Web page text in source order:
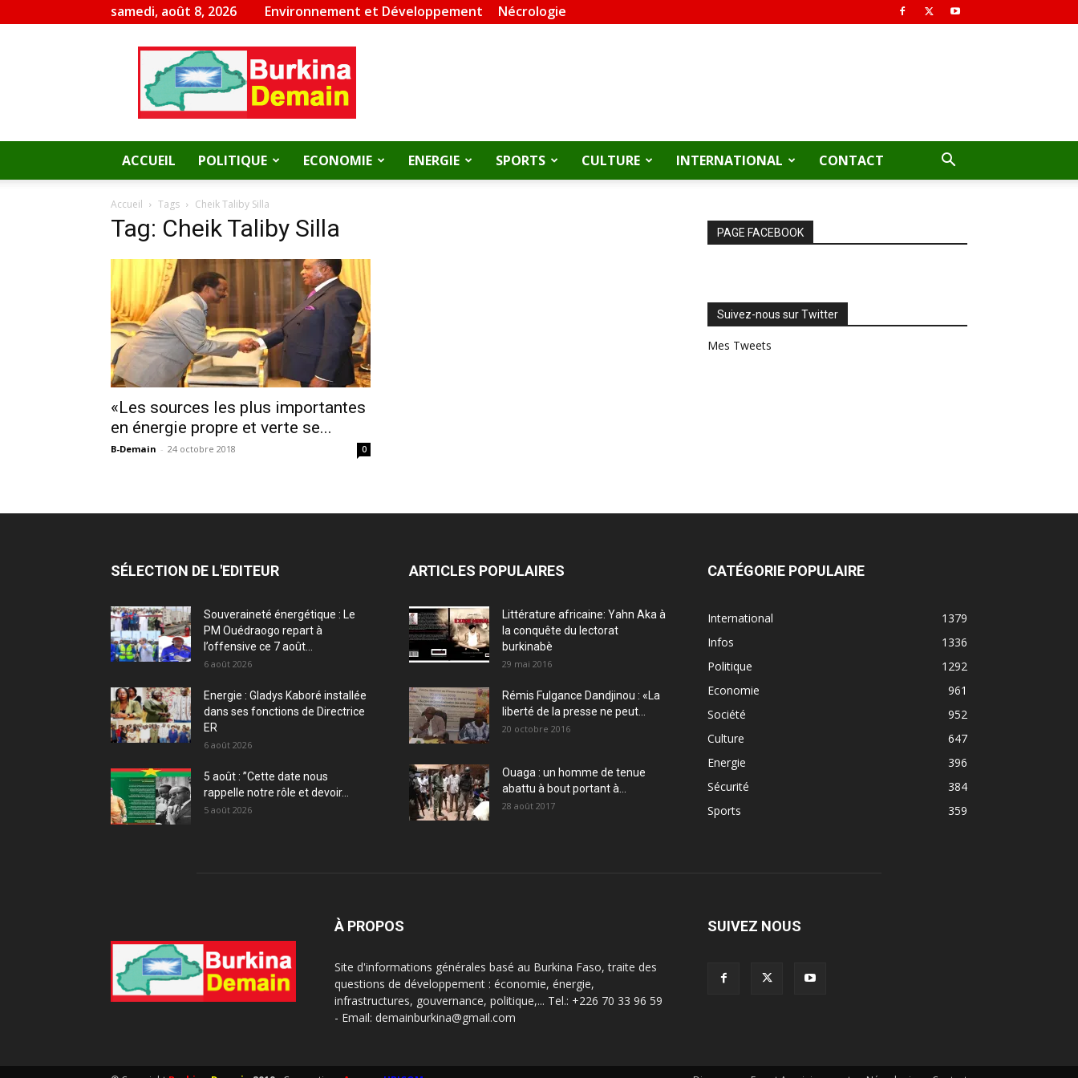
samedi, août 8, 2026 Environnement et Développement Nécrologie
Burkina
Demain
ACCUEIL POLITIQUE ECONOMIE ENERGIE SPORTS CULTURE INTERNATIONAL CONTACT
Accueil Tags Cheik Taliby Silla
Tag: Cheik Taliby Silla
«Les sources les plus importantes
en énergie propre et verte se...
B-Demain - 24 octobre 2018 0
PAGE FACEBOOK
Suivez-nous sur Twitter
Mes Tweets
SÉLECTION DE L'EDITEUR
Souveraineté énergétique : Le
PM Ouédraogo repart à
l’offensive ce 7 août...
6 août 2026
Energie : Gladys Kaboré installée
dans ses fonctions de Directrice
ER
6 août 2026
5 août : ”Cette date nous
rappelle notre rôle et devoir...
5 août 2026
ARTICLES POPULAIRES
Littérature africaine: Yahn Aka à
la conquête du lectorat
burkinabè
29 mai 2016
Rémis Fulgance Dandjinou : «La
liberté de la presse ne peut...
20 octobre 2016
Ouaga : un homme de tenue
abattu à bout portant à...
28 août 2017
CATÉGORIE POPULAIRE
International
1379
Infos
1336
Politique
1292
Economie
961
Société
952
Culture
647
Energie
396
Sécurité
384
Sports
359
À PROPOS
Site d'informations générales basé au Burkina Faso, traite des
questions de développement : économie, énergie,
infrastructures, gouvernance, politique,... Tel.: +226 70 33 96 59
- Email: demainburkina@gmail.com
SUIVEZ NOUS